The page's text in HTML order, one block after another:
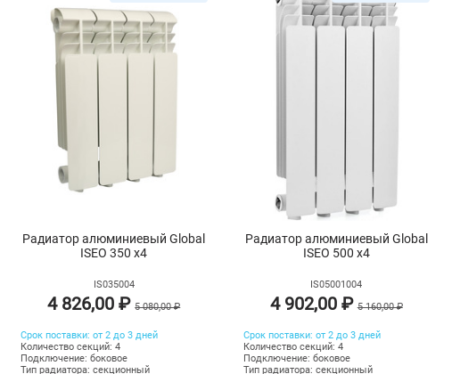
Радиатор алюминиевый Global
ISEO 350 х4
IS035004
4 826,00 ₽5 080,00 ₽
Срок поставки: от 2 до 3 дней
Количество секций: 4
Подключение: боковое
Тип радиатора: секционный
Радиатор алюминиевый Global
ISEO 500 х4
IS05001004
4 902,00 ₽5 160,00 ₽
Срок поставки: от 2 до 3 дней
Количество секций: 4
Подключение: боковое
Тип радиатора: секционный